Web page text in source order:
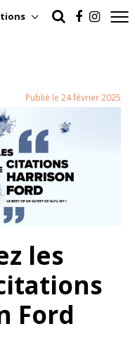
Publié le 24 février 2025
les
Ford